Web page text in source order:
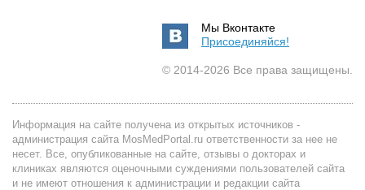
Мы Вконтакте
Присоединяйся!
© 2014-2026 Все права защищены.
Информация на сайте получена из открытых источников -
администрация сайта MosMedPortal.ru ответственности за нее не
несет. Все, опубликованные на сайте, отзывы о докторах и
клиниках являются оценочными суждениями пользователей сайта
и не имеют отношения к администрации и редакции сайта